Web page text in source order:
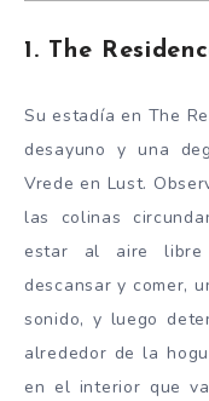
1. The
Su estadía en The
desayuno y una
Vrede en Lust.
las colinas
estar al aire libre
descansar y comer,
sonido, y luego
alrededor de la
en el interior que